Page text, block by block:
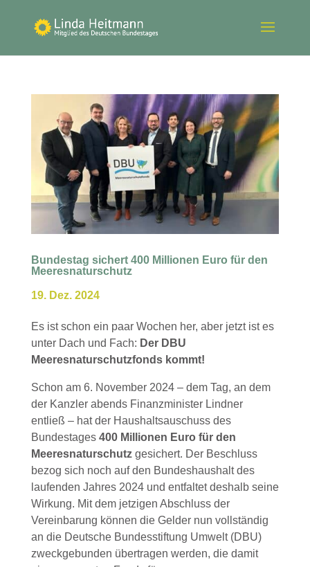
Bundestag sichert 400 Millionen Euro für den
Meeresnaturschutz
19. Dez. 2024
Es ist schon ein paar Wochen her, aber jetzt ist es
unter Dach und Fach: Der DBU
Meeresnaturschutzfonds kommt!
Schon am 6. November 2024 – dem Tag, an dem
der Kanzler abends Finanzminister Lindner
entließ – hat der Haushaltsauschuss des
Bundestages400 Millionen Euro für den
Meeresnaturschutz gesichert. Der Beschluss
bezog sich noch auf den Bundeshaushalt des
laufenden Jahres 2024 und entfaltet deshalb seine
Wirkung. Mit dem jetzigen Abschluss der
Vereinbarung können die Gelder nun vollständig
an die Deutsche Bundesstiftung Umwelt (DBU)
zweckgebunden übertragen werden, die damit